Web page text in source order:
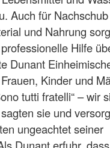
Auch für
und Nahrung
Hilfe
Dunant
Kinder und
tutti fratelli“ – wir
sie und
ungeachtet seiner